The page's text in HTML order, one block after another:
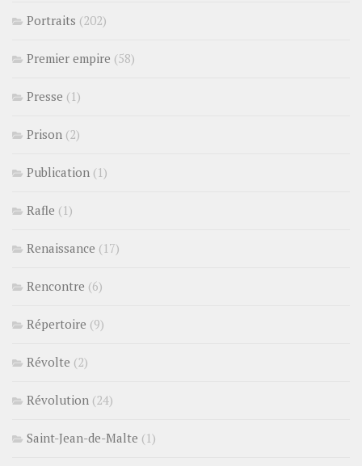
Portraits (202)
Premier empire (58)
Presse (1)
Prison (2)
Publication (1)
Rafle (1)
Renaissance (17)
Rencontre (6)
Répertoire (9)
Révolte (2)
Révolution (24)
Saint-Jean-de-Malte (1)